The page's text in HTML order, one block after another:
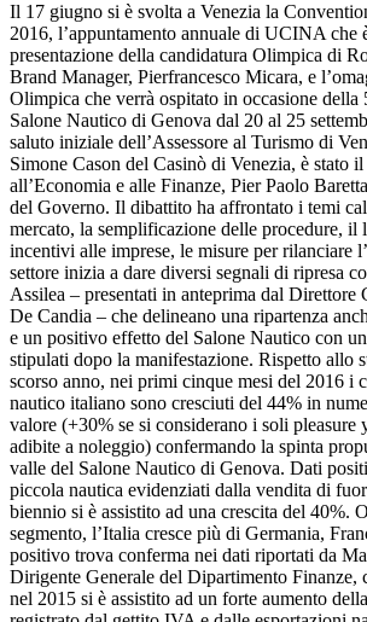
Il 17 giugno si è svolta a Venezia la
2016, l’appuntamento annuale di UCINA che
presentazione della candidatura Olimpica di
Brand Manager, Pierfrancesco Micara, e
Olimpica che verrà ospitato in occasione della
Salone Nautico di Genova dal 20 al 25
saluto iniziale dell’Assessore al Turismo di
Simone Cason del Casinò di Venezia, è stato
all’Economia e alle Finanze, Pier Paolo
del Governo. Il dibattito ha affrontato i temi
mercato, la semplificazione delle procedure, il
incentivi alle imprese, le misure per rilanciare
settore inizia a dare diversi segnali di ripresa
Assilea – presentati in anteprima dal Direttore
De Candia – che delineano una ripartenza
e un positivo effetto del Salone Nautico con
stipulati dopo la manifestazione. Rispetto allo
scorso anno, nei primi cinque mesi del 2016 i
nautico italiano sono cresciuti del 44% in
valore (+30% se si considerano i soli pleasure
adibite a noleggio) confermando la spinta
valle del Salone Nautico di Genova. Dati
piccola nautica evidenziati dalla vendita di
biennio si è assistito ad una crescita del 40%.
segmento, l’Italia cresce più di Germania,
positivo trova conferma nei dati riportati da
Dirigente Generale del Dipartimento Finanze,
nel 2015 si è assistito ad un forte aumento